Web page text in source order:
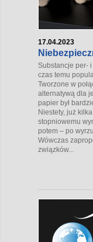
17.04.2023
Substancje per-
czas temu
Tworzone w
alternatywą dla
papier był
Niestety, już
stopniowemu
potem – po
Wówczas
związków...